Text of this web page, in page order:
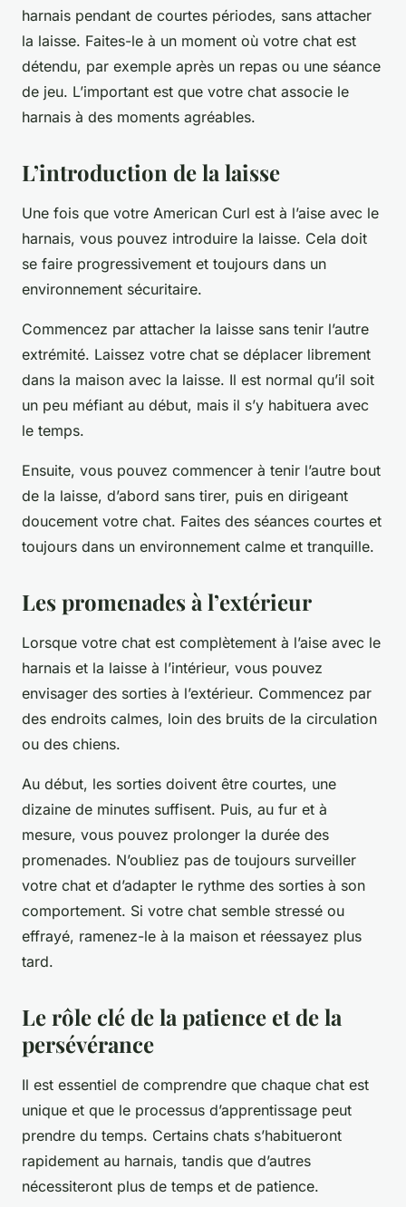
harnais pendant de courtes périodes, sans attacher
la laisse. Faites-le à un moment où votre chat est
détendu, par exemple après un repas ou une séance
de jeu. L’important est que votre chat associe le
harnais à des moments agréables.
L’introduction de la laisse
Une fois que votre American Curl est à l’aise avec le
harnais, vous pouvez introduire la laisse. Cela doit
se faire progressivement et toujours dans un
environnement sécuritaire.
Commencez par attacher la laisse sans tenir l’autre
extrémité. Laissez votre chat se déplacer librement
dans la maison avec la laisse. Il est normal qu’il soit
un peu méfiant au début, mais il s’y habituera avec
le temps.
Ensuite, vous pouvez commencer à tenir l’autre bout
de la laisse, d’abord sans tirer, puis en dirigeant
doucement votre chat. Faites des séances courtes et
toujours dans un environnement calme et tranquille.
Les promenades à l’extérieur
Lorsque votre chat est complètement à l’aise avec le
harnais et la laisse à l’intérieur, vous pouvez
envisager des sorties à l’extérieur. Commencez par
des endroits calmes, loin des bruits de la circulation
ou des chiens.
Au début, les sorties doivent être courtes, une
dizaine de minutes suffisent. Puis, au fur et à
mesure, vous pouvez prolonger la durée des
promenades. N’oubliez pas de toujours surveiller
votre chat et d’adapter le rythme des sorties à son
comportement. Si votre chat semble stressé ou
effrayé, ramenez-le à la maison et réessayez plus
tard.
Le rôle clé de la patience et de la
persévérance
Il est essentiel de comprendre que chaque chat est
unique et que le processus d’apprentissage peut
prendre du temps. Certains chats s’habitueront
rapidement au harnais, tandis que d’autres
nécessiteront plus de temps et de patience.